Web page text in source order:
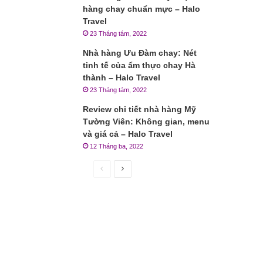
hàng chay chuẩn mực – Halo
Travel
23 Tháng tám, 2022
Nhà hàng Ưu Đàm chay: Nét
tinh tế của ẩm thực chay Hà
thành – Halo Travel
23 Tháng tám, 2022
Review chi tiết nhà hàng Mỹ
Tường Viên: Không gian, menu
và giá cả – Halo Travel
12 Tháng ba, 2022
Trang